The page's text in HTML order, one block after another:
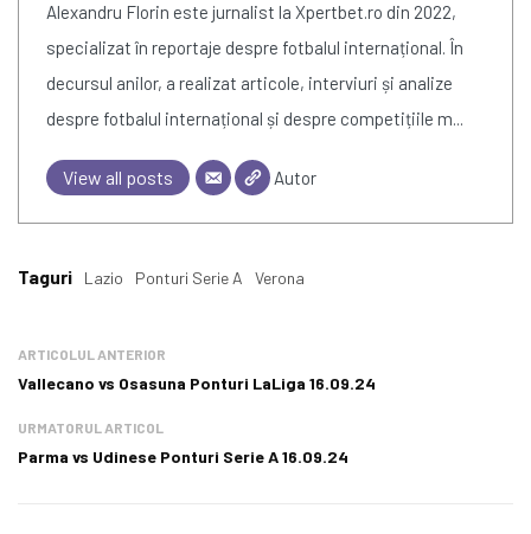
Alexandru Florin este jurnalist la Xpertbet.ro din 2022,
specializat în reportaje despre fotbalul internațional. În
decursul anilor, a realizat articole, interviuri și analize
despre fotbalul internațional și despre competițiile m...
View all posts Autor
Taguri Lazio Ponturi Serie A Verona
ARTICOLUL ANTERIOR
Vallecano vs Osasuna Ponturi LaLiga 16.09.24
URMATORUL ARTICOL
Parma vs Udinese Ponturi Serie A 16.09.24